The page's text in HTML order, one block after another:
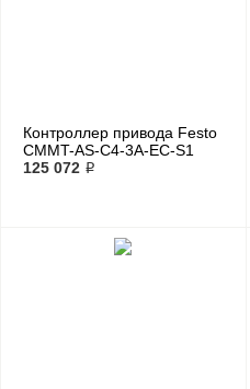
Контроллер привода Festo
CMMT-AS-C4-3A-EC-S1
125 072 ₽